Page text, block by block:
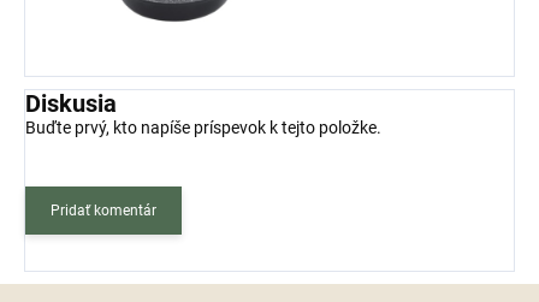
Diskusia
Buďte prvý, kto napíše príspevok k tejto položke.
Pridať komentár